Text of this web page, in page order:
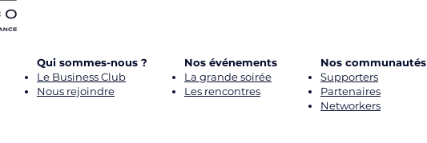
Qui sommes-nous ?
Le Business Club
Nous rejoindre
Nos événements
La grande soirée
Les rencontres
Nos communautés
Supporters
Partenaires
Networkers